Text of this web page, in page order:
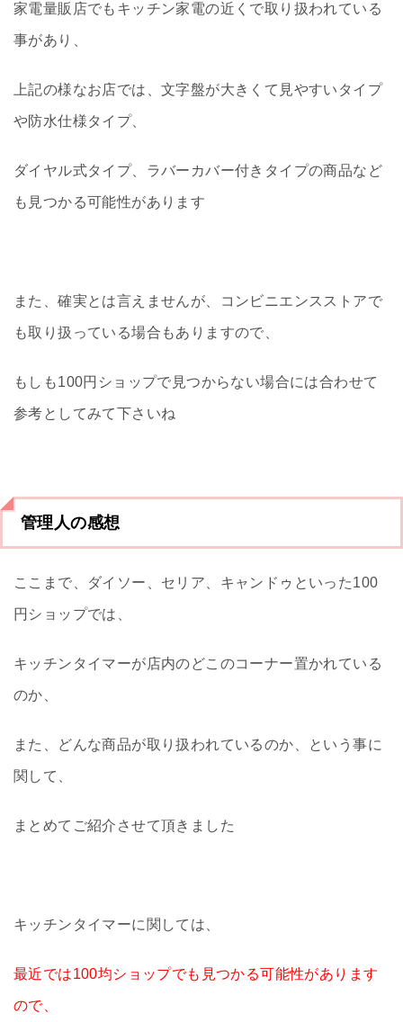
家電量販店でもキッチン家電の近くで取り扱われている
事があり、
上記の様なお店では、文字盤が大きくて見やすいタイプ
や防水仕様タイプ、
ダイヤル式タイプ、ラバーカバー付きタイプの商品など
も見つかる可能性があります
また、確実とは言えませんが、コンビニエンスストアで
も取り扱っている場合もありますので、
もしも100円ショップで見つからない場合には合わせて
参考としてみて下さいね
管理人の感想
ここまで、ダイソー、セリア、キャンドゥといった100
円ショップでは、
キッチンタイマーが店内のどこのコーナー置かれている
のか、
また、どんな商品が取り扱われているのか、という事に
関して、
まとめてご紹介させて頂きました
キッチンタイマーに関しては、
最近では100均ショップでも見つかる可能性があります
ので、